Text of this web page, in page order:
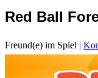
Red Ball
Freund(e) im Spiel |